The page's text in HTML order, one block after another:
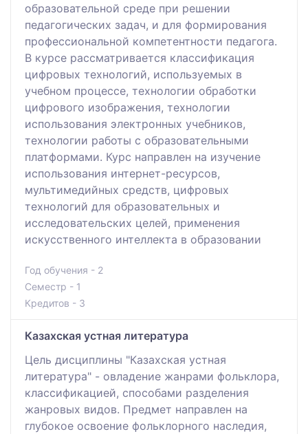
образовательной среде при решении
педагогических задач, и для формирования
профессиональной компетентности педагога.
В курсе рассматривается классификация
цифровых технологий, используемых в
учебном процессе, технологии обработки
цифрового изображения, технологии
использования электронных учебников,
технологии работы с образовательными
платформами. Курс направлен на изучение
использования интернет-ресурсов,
мультимедийных средств, цифровых
технологий для образовательных и
исследовательских целей, применения
искусственного интеллекта в образовании
Год обучения - 2
Семестр - 1
Кредитов - 3
Казахская устная литература
Цель дисциплины "Казахская устная
литература" - овладение жанрами фольклора,
классификацией, способами разделения
жанровых видов. Предмет направлен на
глубокое освоение фольклорного наследия,